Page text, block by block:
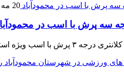
20 مه 2022
سه پرش با اسب در
و تهران در شهرستان محمودآباد برگزار شد .